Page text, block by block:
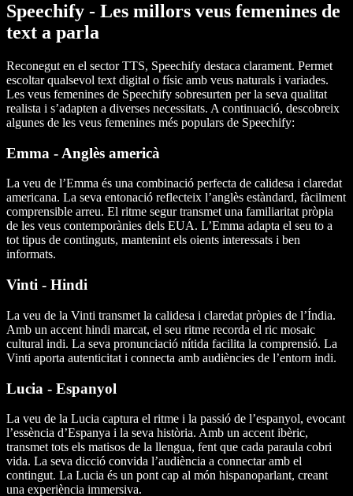
Speechify - Les millors veus femenines de
text a parla
Reconegut en el sector TTS, Speechify destaca clarament. Permet
escoltar qualsevol text digital o físic amb veus naturals i variades.
Les veus femenines de Speechify sobresurten per la seva qualitat
realista i s’adapten a diverses necessitats. A continuació, descobreix
algunes de les veus femenines més populars de Speechify:
Emma - Anglès americà
La veu de l’Emma és una combinació perfecta de calidesa i claredat
americana. La seva entonació reflecteix l’anglès estàndard, fàcilment
comprensible arreu. El ritme segur transmet una familiaritat pròpia
de les veus contemporànies dels EUA. L’Emma adapta el seu to a
tot tipus de continguts, mantenint els oients interessats i ben
informats.
Vinti - Hindi
La veu de la Vinti transmet la calidesa i claredat pròpies de l’Índia.
Amb un accent hindi marcat, el seu ritme recorda el ric mosaic
cultural indi. La seva pronunciació nítida facilita la comprensió. La
Vinti aporta autenticitat i connecta amb audiències de l’entorn indi.
Lucia - Espanyol
La veu de la Lucia captura el ritme i la passió de l’espanyol, evocant
l’essència d’Espanya i la seva història. Amb un accent ibèric,
transmet tots els matisos de la llengua, fent que cada paraula cobri
vida. La seva dicció convida l’audiència a connectar amb el
contingut. La Lucia és un pont cap al món hispanoparlant, creant
una experiència immersiva.